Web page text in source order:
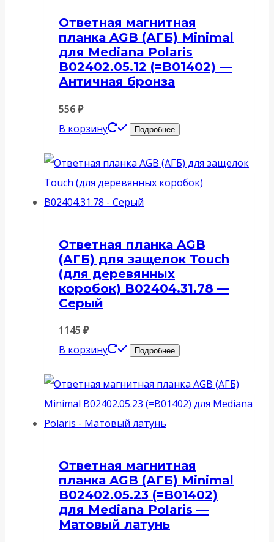
Ответная магнитная
планка AGB (АГБ) Minimal
для Mediana Polaris
B02402.05.12 (=B01402) —
Античная бронза
556₽
В корзину
Подробнее
Ответная планка AGB
(АГБ) для защелок Touch
(для деревянных
коробок) B02404.31.78 —
Серый
1145 ₽
В корзину
Подробнее
Ответная магнитная
планка AGB (АГБ) Minimal
B02402.05.23 (=B01402)
для Mediana Polaris —
Матовый латунь